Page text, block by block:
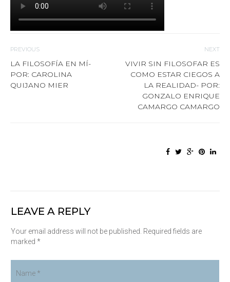
PREVIOUS
LA FILOSOFÍA EN MÍ-
POR: CAROLINA
QUIJANO MIER
NEXT
VIVIR SIN FILOSOFAR ES
COMO ESTAR CIEGOS A
LA REALIDAD- POR:
GONZALO ENRIQUE
CAMARGO CAMARGO
LEAVE A REPLY
Your email address will not be published. Required fields are
marked *